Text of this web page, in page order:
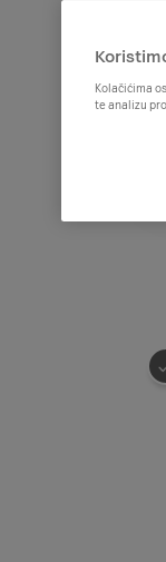
Kolačićima
te analizu